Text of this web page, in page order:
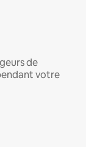
de
votre